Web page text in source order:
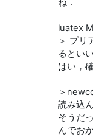
ね．
luatex
＞ プリ
るとい
はい，
＞
読み込
そうだ
んでお